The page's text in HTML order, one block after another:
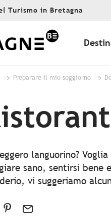
Turismo in Bretagna
Preparare il mio soggiorno
languorino?
sano, sentirsi
vi suggeriamo